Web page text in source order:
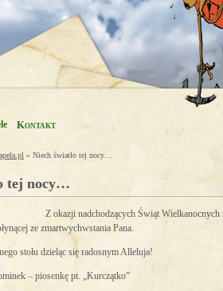
Kontakt
» Niech światło tej nocy…
tej nocy…
Z okazji nadchodzących Świąt Wielkanocnych
ze zmartwychwstania Pana.
stołu dzieląc się radosnym Alleluja!
– piosenkę pt. „Kurczątko”